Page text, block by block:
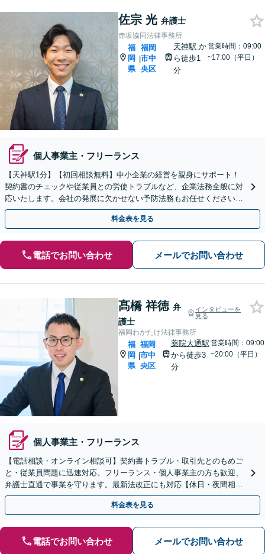
佐宗 光 弁護士
赤坂協同法律事務所
福
岡
県
|
福岡
市中
央区
天神駅 か
ら徒歩1
分
営業時間：09:00
~17:00（平日）
個人事業主・フリーランス
【天神駅1分】【初回相談無料】中小企業の経営を親身にサポート！
契約書のチェックや従業員との労使トラブルなど、企業法務全般に対
応いたします。会社の発展に欠かせない予防法務もお任せください。
些細なことでもご相談ください。【夜間・休日相談可】
料金表を見る
電話でお問い合わせ メールでお問い合わせ
髙橋 祥徳 弁
護士
インタビューを
見る
福岡わかたけ法律事務所
福
岡
県
|
福岡
市中
央区
薬院大通駅
から徒歩3
分
営業時間：09:00
~20:00（平日）
個人事業主・フリーランス
【電話相談・オンライン相談可】契約書トラブル・取引先とのもめご
と・従業員問題に迅速対応。フリーランス・個人事業主の方も歓迎、
弁護士直通で事業を守ります。最新法改正にも対応【休日・夜間相談
可】
料金表を見る
電話でお問い合わせ メールでお問い合わせ